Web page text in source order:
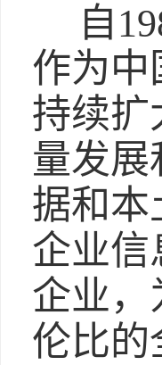
自
作为中
持续扩
量发展
据和本
企业信
企业，
伦比的